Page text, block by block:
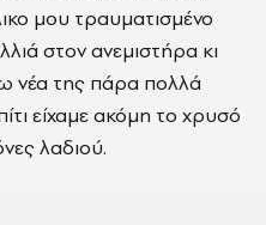
μου τραυματισμένο
στον ανεμιστήρα κι
νέα της πάρα πολλά
είχαμε ακόμη το χρυσό
λαδιού.